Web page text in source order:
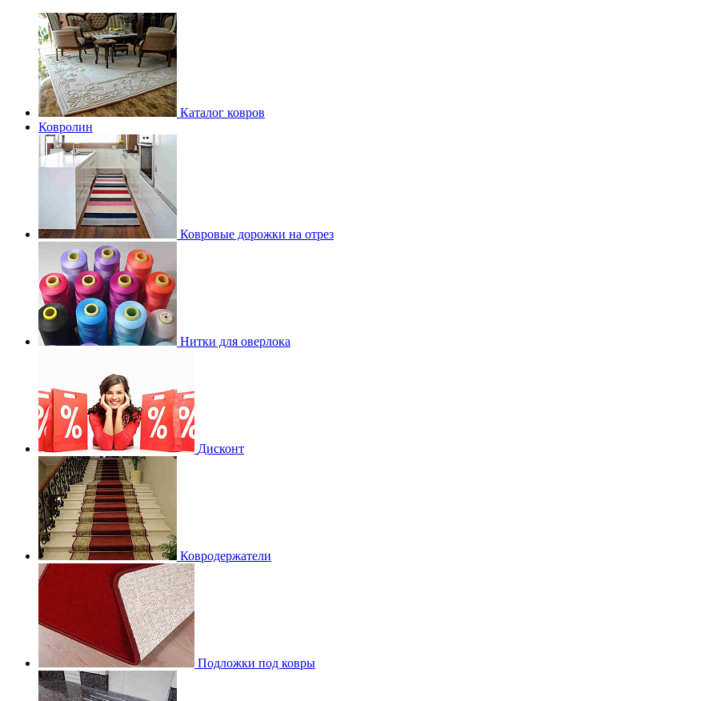
Каталог ковров
Ковролин
Ковровые дорожки на отрез
Нитки для оверлока
Дисконт
Ковродержатели
Подложки под ковры